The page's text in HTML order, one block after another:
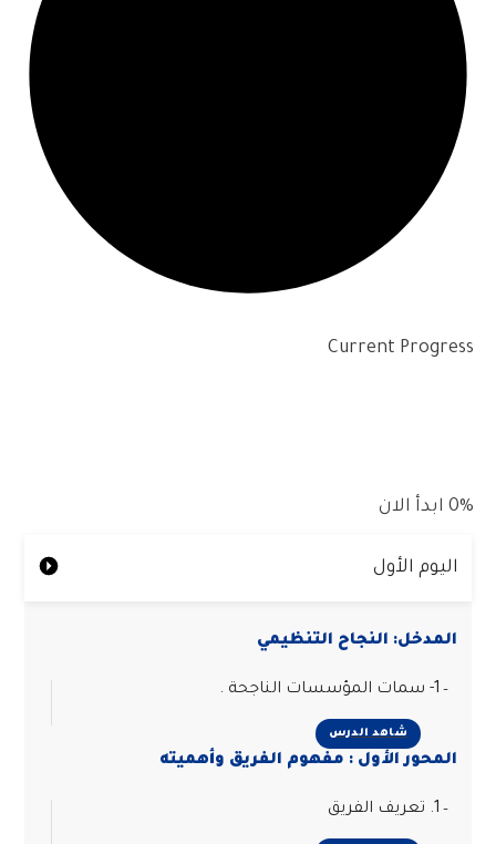
Current Progress
0% ابدأ الان
اليوم الأول
المدخل: النجاح التنظيمي
شاهد الدرس
المحور الأول : مفهوم الفريق وأهميته